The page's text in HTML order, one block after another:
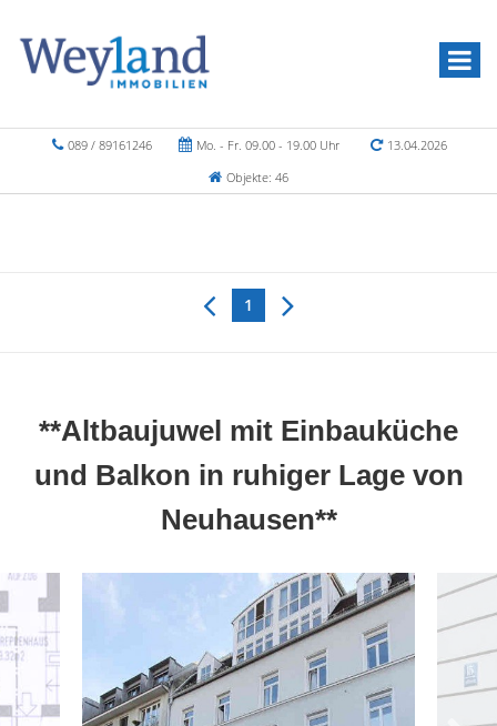
089 / 89161246 Mo. - Fr. 09.00 - 19.00 Uhr
13.04.2026
Objekte: 46
1
**Altbaujuwel mit Einbauküche
und Balkon in ruhiger Lage von
Neuhausen**